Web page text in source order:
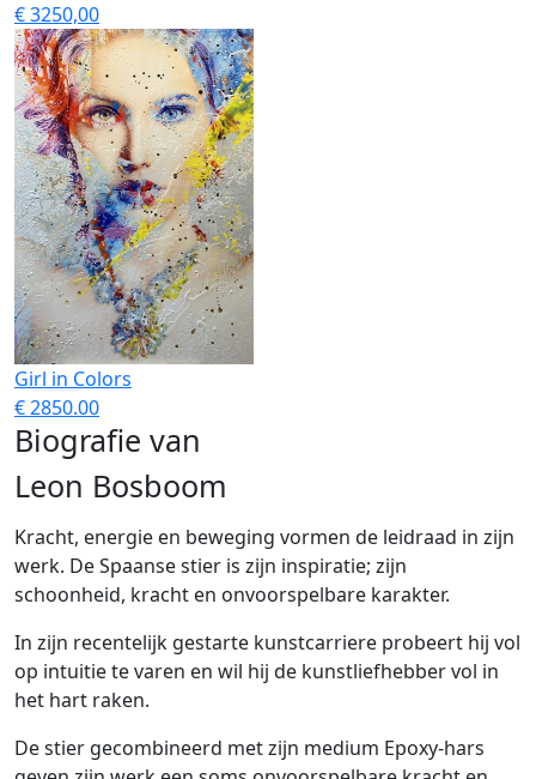
€ 3250,00
Girl in Colors
€ 2850.00
Biografie van
Leon Bosboom
Kracht, energie en beweging vormen de leidraad in zijn
werk. De Spaanse stier is zijn inspiratie; zijn
schoonheid, kracht en onvoorspelbare karakter.
In zijn recentelijk gestarte kunstcarriere probeert hij vol
op intuitie te varen en wil hij de kunstliefhebber vol in
het hart raken.
De stier gecombineerd met zijn medium Epoxy-hars